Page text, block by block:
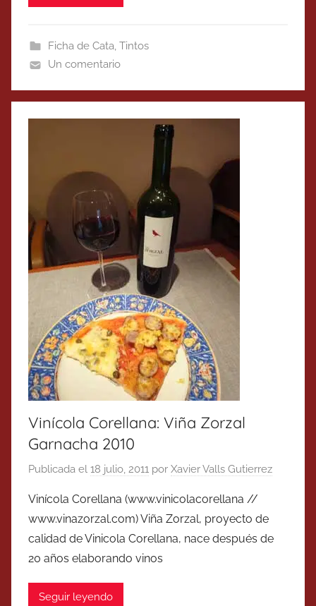
Ficha de Cata, Tintos
Un comentario
Vinícola Corellana: Viña Zorzal
Garnacha 2010
Publicada el 18 julio, 2011 por Xavier Valls Gutierrez
Vinícola Corellana (www.vinicolacorellana //
www.vinazorzal.com) Viña Zorzal, proyecto de
calidad de Vinicola Corellana, nace después de
20 años elaborando vinos
Seguir leyendo